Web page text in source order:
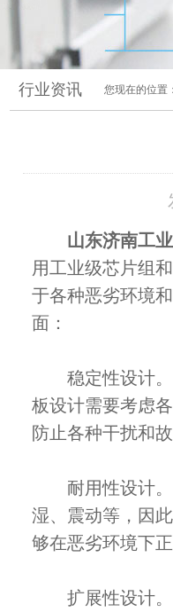
行业资讯 您现在的位置
山东济南工
用工业级芯片组
于各种恶劣环境
面：
稳定性设计。
板设计需要考虑
防止各种干扰和
耐用性设计。
湿、震动等，因
够在恶劣环境下
扩展性设计。